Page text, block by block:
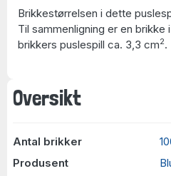
Oversikt
Antal brikker
Produsent
Brikkestørrelsen i dette
Til sammenligning er en brikke
brikkers puslespill ca. 3,3 cm2.